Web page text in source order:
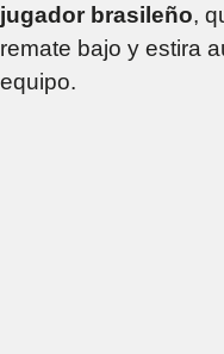
jugador brasileño,
remate bajo y estira
equipo.